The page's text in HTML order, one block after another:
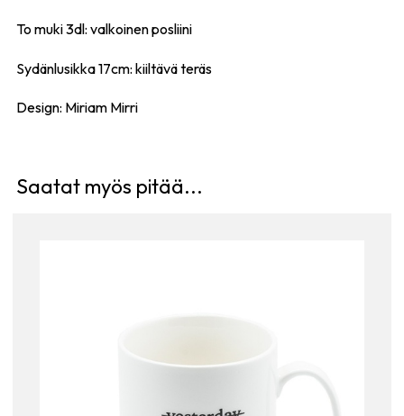
To muki 3dl: valkoinen posliini
Sydänlusikka 17cm: kiiltävä teräs
Design: Miriam Mirri
Saatat myös pitää...